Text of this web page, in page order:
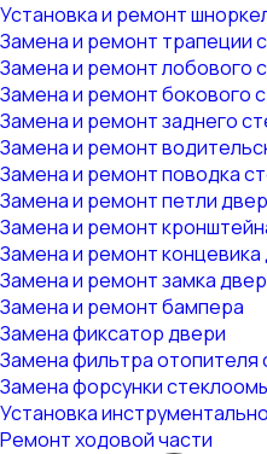
Установка и ремонт
Замена и ремонт трапеции
Замена и ремонт лобового
Замена и ремонт бокового
Замена и ремонт заднего
Замена и ремонт
Замена и ремонт поводка
Замена и ремонт петли
Замена и ремонт
Замена и ремонт концевика
Замена и ремонт замка
Замена и ремонт бампера
Замена фиксатор двери
Замена фильтра отопителя
Замена форсунки
Установка
Ремонт ходовой части